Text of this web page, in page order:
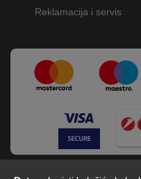
Reklamacija i servis